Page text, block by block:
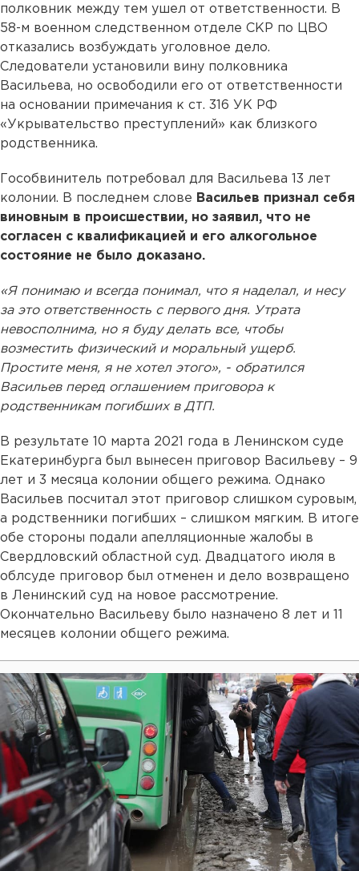
полковник между тем ушел от ответственности. В
58-м военном следственном отделе СКР по ЦВО
отказались возбуждать уголовное дело.
Следователи установили вину полковника
Васильева, но освободили его от ответственности
на основании примечания к ст. 316 УК РФ
«Укрывательство преступлений» как близкого
родственника.
Гособвинитель потребовал для Васильева 13 лет
колонии. В последнем слове Васильев признал себя
виновным в происшествии, но заявил, что не
согласен с квалификацией и его алкогольное
состояние не было доказано.
«Я понимаю и всегда понимал, что я наделал, и несу
за это ответственность с первого дня. Утрата
невосполнима, но я буду делать все, чтобы
возместить физический и моральный ущерб.
Простите меня, я не хотел этого», - обратился
Васильев перед оглашением приговора к
родственникам погибших в ДТП.
В результате 10 марта 2021 года в Ленинском суде
Екатеринбурга был вынесен приговор Васильеву – 9
лет и 3 месяца колонии общего режима. Однако
Васильев посчитал этот приговор слишком суровым,
а родственники погибших – слишком мягким. В итоге
обе стороны подали апелляционные жалобы в
Свердловский областной суд. Двадцатого июля в
облсуде приговор был отменен и дело возвращено
в Ленинский суд на новое рассмотрение.
Окончательно Васильеву было назначено 8 лет и 11
месяцев колонии общего режима.